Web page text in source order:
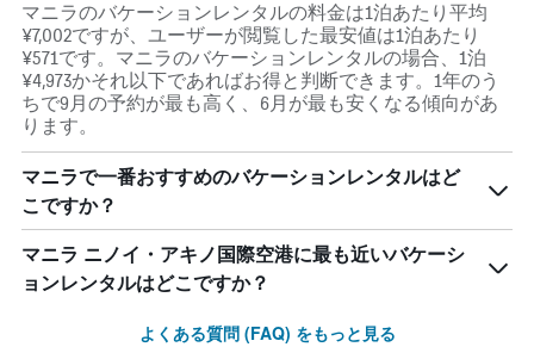
均
料
金
を
表
し
て
い
ま
す
マニラのバケーションレンタルの料金は1泊あたり平均
¥7,002ですが、ユーザーが閲覧した最安値は1泊あたり
¥571です。マニラのバケーションレンタルの場合、1泊
¥4,973かそれ以下であればお得と判断できます。1年のう
ちで9月の予約が最も高く、6月が最も安くなる傾向があ
ります。
マニラで一番おすすめのバケーションレンタルはど
こですか？
マニラ ニノイ・アキノ国際空港に最も近いバケーシ
ョンレンタルはどこですか？
よくある質問 (FAQ) をもっと見る